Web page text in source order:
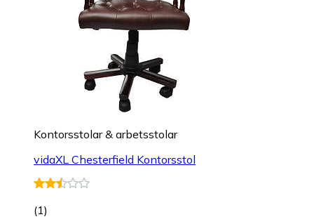
Kontorsstolar & arbetsstolar
vidaXL Chesterfield Kontorsstol
(1)